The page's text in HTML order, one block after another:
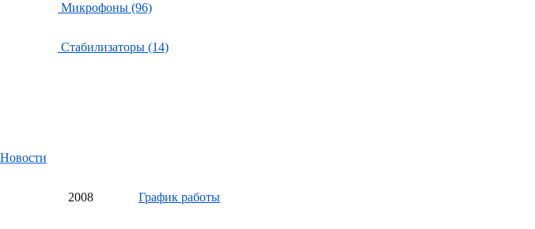
Микрофоны (96)
Стабилизаторы (14)
Новости
2008 График работы